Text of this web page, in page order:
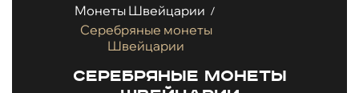
Монеты Швейцарии /
Серебряные монеты
Швейцарии
Серебряные монеты